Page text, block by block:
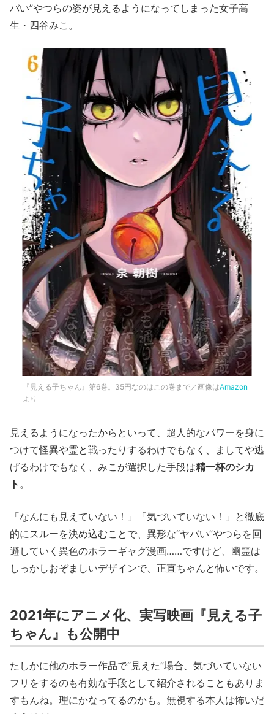
バい”やつらの姿が見えるようになってしまった女子高
生・四谷みこ。
『見える子ちゃん』第6巻。35円なのはこの巻まで／画像はAmazon
より
見えるようになったからといって、超人的なパワーを身に
つけて怪異や霊と戦ったりするわけでもなく、ましてや逃
げるわけでもなく、みこが選択した手段は精一杯のシカ
ト 。
「なんにも見えていない！」「気づいていない！」と徹底
的にスルーを決め込むことで、異形な“ヤバい”やつらを回
避していく異色のホラーギャグ漫画……ですけど、幽霊は
しっかしおぞましいデザインで、正直ちゃんと怖いです。
2021年にアニメ化、実写映画『見える子
ちゃん』も公開中
たしかに他のホラー作品で“見えた”場合、気づいていない
フリをするのも有効な手段として紹介されることもありま
すもんね。理にかなってるのかも。無視する本人は怖いだ